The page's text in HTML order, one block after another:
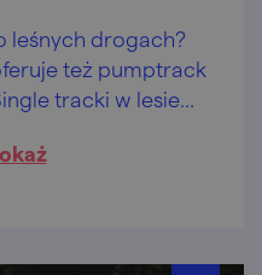
leśnych drogach?
też pumptrack
tracki w lesie